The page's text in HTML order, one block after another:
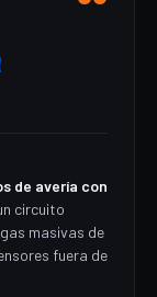
de avería con
circuito
masivas de
fuera de